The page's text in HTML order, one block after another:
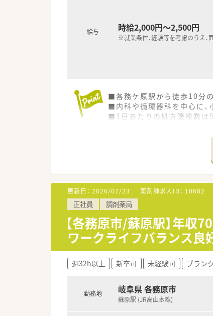
給与 時給2,000円～2,500円
※就業条件、経験等を考慮のうえ、
■各務ケ原駅から徒歩10分
■内科や循環器科を中心に、
■1日あたりの処方箋枚数は
■マンツーマン型や門前型
■代表自身も現場を経験し
更新日： 2026/07/23 薬剤師求人ID： 10682
正社員 調剤薬局
【各務原市/蘇原駅】年
ワークライフバランス良
週32h以上 新卒可 未経験可 ブラン
勤務地 岐阜県 各務原市
蘇原駅 (JR高山本線)